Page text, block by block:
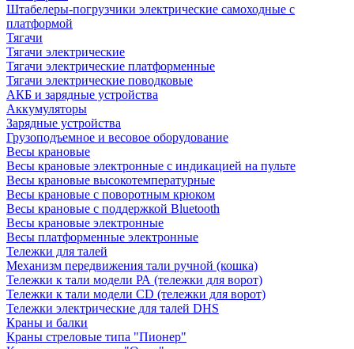
Штабелеры-погрузчики электрические самоходные с
платформой
Тягачи
Тягачи электрические
Тягачи электрические платформенные
Тягачи электрические поводковые
АКБ и зарядные устройства
Аккумуляторы
Зарядные устройства
Грузоподъемное и весовое оборудование
Весы крановые
Весы крановые электронные с индикацией на пульте
Весы крановые высокотемпературные
Весы крановые с поворотным крюком
Весы крановые с поддержкой Bluetooth
Весы крановые электронные
Весы платформенные электронные
Тележки для талей
Механизм передвижения тали ручной (кошка)
Тележки к тали модели РА (тележки для ворот)
Тележки к тали модели CD (тележки для ворот)
Тележки электрические для талей DHS
Краны и балки
Краны стреловые типа "Пионер"